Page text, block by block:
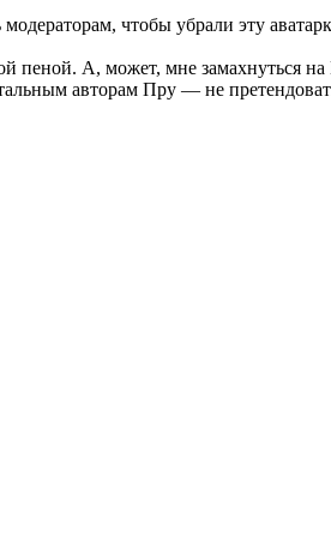
чтобы убрали эту
пеной. А, может, мне замахнуться
авторам Пру — не